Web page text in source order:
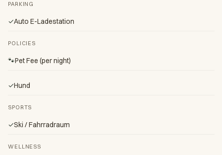
PARKING
✓Auto E-Ladestation
POLICIES
🐾Pet Fee (per night)
✓Hund
SPORTS
✓Ski / Fahrradraum
WELLNESS